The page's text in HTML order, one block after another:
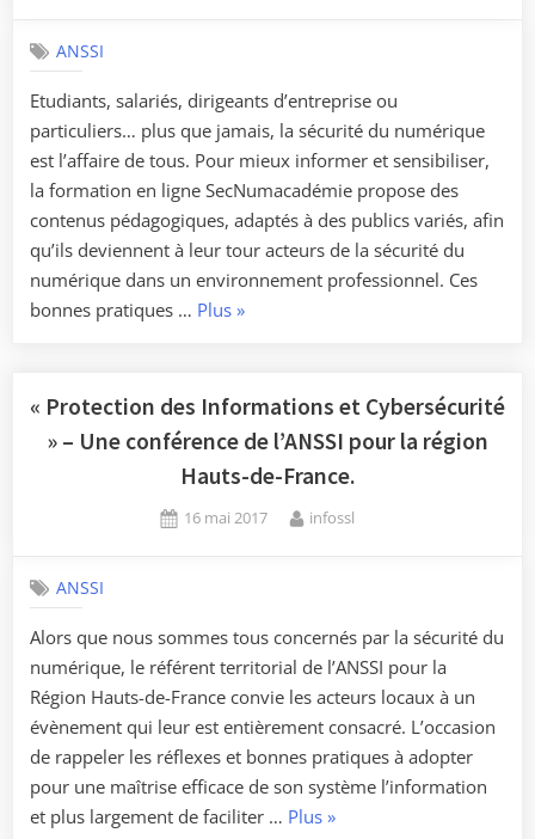
quelles
implications
pour
les
PME/ETI
?
»
2017,
Rennes »
ANSSI
Etudiants, salariés, dirigeants d’entreprise ou
particuliers… plus que jamais, la sécurité du numérique
est l’affaire de tous. Pour mieux informer et sensibiliser,
la formation en ligne SecNumacadémie propose des
contenus pédagogiques, adaptés à des publics variés, afin
qu’ils deviennent à leur tour acteurs de la sécurité du
numérique dans un environnement professionnel. Ces
bonnes pratiques … Plus« SECNUMACADÉMIE-
formation
met
la
portée
de
tous »
»
« Protection des Informations et Cybersécurité
» – Une conférence de l’ANSSI pour la région
Hauts-de-France.
Posted
16 mai 2017 By
infossl
ANSSI
Alors que nous sommes tous concernés par la sécurité du
numérique, le référent territorial de l’ANSSI pour la
Région Hauts-de-France convie les acteurs locaux à un
évènement qui leur est entièrement consacré. L’occasion
de rappeler les réflexes et bonnes pratiques à adopter
pour une maîtrise efficace de son système l’information
et plus largement de faciliter … Plus« «
»